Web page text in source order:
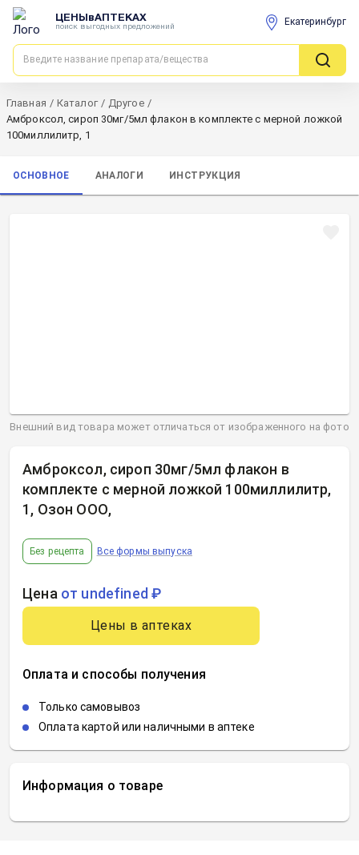
ЦЕНЫвАПТЕКАХ
поиск выгодных предложений Екатеринбург
Главная / Каталог / Другое /
Амброксол, сироп 30мг/5мл флакон в комплекте с мерной ложкой
100миллилитр, 1
ОСНОВНОЕ АНАЛОГИ ИНСТРУКЦИЯ
Информация о товаре
Амброксол, сироп 30мг/5мл флакон в
комплекте с мерной ложкой 100миллилитр,
1, Озон ООО,
Без рецепта Все формы выпуска
Цена от undefined ₽
Цены в аптеках
Оплата и способы получения
Только самовывоз
Оплата картой или наличными в аптеке
Внешний вид товара может отличаться от изображенного на фото